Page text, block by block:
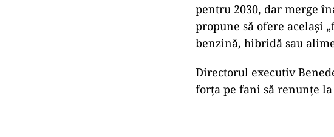
pentru 2030, dar merge
propune să ofere același
benzină, hibridă sau
Directorul executiv
forța pe fani să renunțe